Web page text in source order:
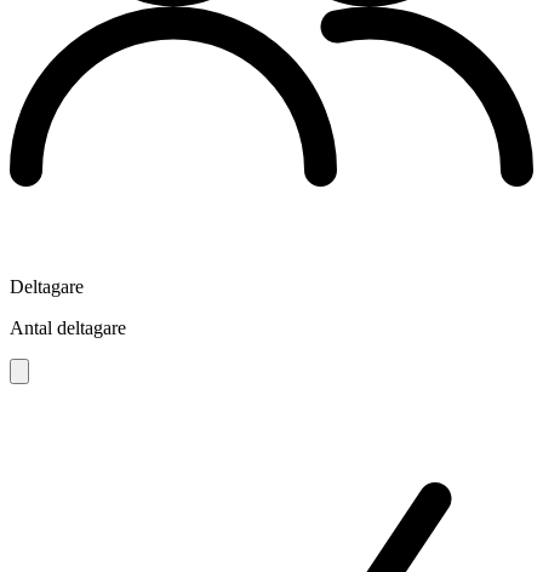
Deltagare
Antal deltagare